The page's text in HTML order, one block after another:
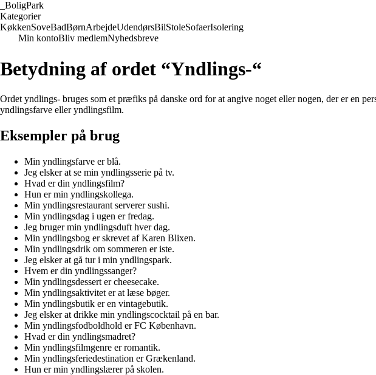
BoligPark
Kategorier
KøkkenSoveBadBørnArbejdeUdendørsBilStoleSofaerIsolering
Min kontoBliv medlemNyhedsbreve
Betydning af ordet “Yndlings-“
Ordet yndlings- bruges som et præfiks på danske ord for at angive noget eller nogen, der er en
yndlingsfarve eller yndlingsfilm.
Eksempler på brug
Min yndlingsfarve er blå.
Jeg elsker at se min yndlingsserie på tv.
Hvad er din yndlingsfilm?
Hun er min yndlingskollega.
Min yndlingsrestaurant serverer sushi.
Min yndlingsdag i ugen er fredag.
Jeg bruger min yndlingsduft hver dag.
Min yndlingsbog er skrevet af Karen Blixen.
Min yndlingsdrik om sommeren er iste.
Jeg elsker at gå tur i min yndlingspark.
Hvem er din yndlingssanger?
Min yndlingsdessert er cheesecake.
Min yndlingsaktivitet er at læse bøger.
Min yndlingsbutik er en vintagebutik.
Jeg elsker at drikke min yndlingscocktail på en bar.
Min yndlingsfodboldhold er FC København.
Hvad er din yndlingsmadret?
Min yndlingsfilmgenre er romantik.
Min yndlingsferiedestination er Grækenland.
Hun er min yndlingslærer på skolen.